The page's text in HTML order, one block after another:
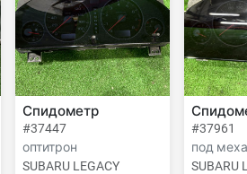
Спидометр
#37447
оптитрон
SUBARU LEGACY
#37961
под
SUBARU